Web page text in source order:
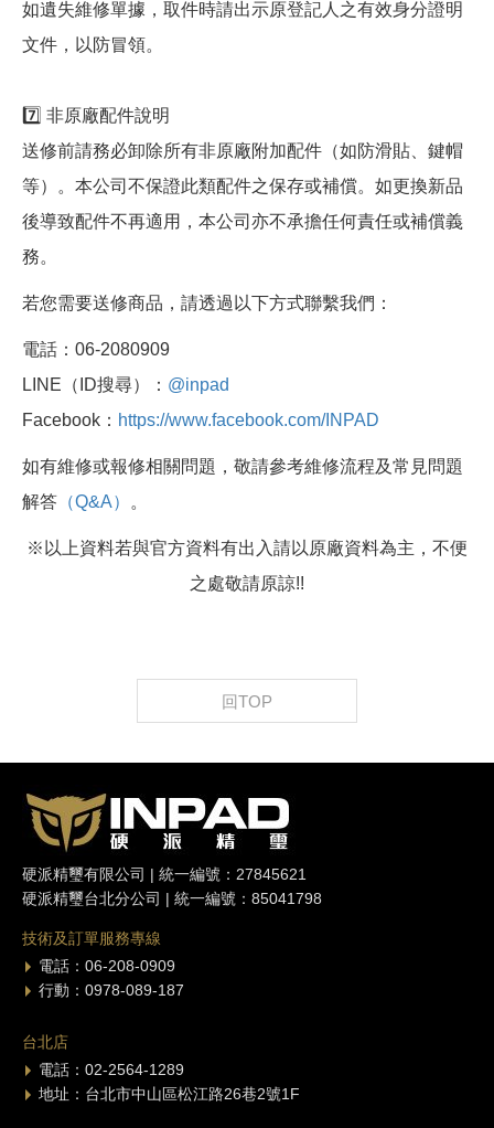
如遺失維修單據，取件時請出示原登記人之有效身分證明
文件，以防冒領。
7️⃣ 非原廠配件說明
送修前請務必卸除所有非原廠附加配件（如防滑貼、鍵帽
等）。本公司不保證此類配件之保存或補償。如更換新品
後導致配件不再適用，本公司亦不承擔任何責任或補償義
務。
若您需要送修商品，請透過以下方式聯繫我們：
電話：06-2080909
LINE（ID搜尋）： @inpad
Facebook： https://www.facebook.com/INPAD
如有維修或報修相關問題，敬請參考維修流程及常見問題
解答 （Q&A） 。
※以上資料若與官方資料有出入請以原廠資料為主，不便
之處敬請原諒!!
回TOP
硬派精璽有限公司 | 統一編號：27845621
硬派精璽台北分公司 | 統一編號：85041798
技術及訂單服務專線
電話：06-208-0909
行動：0978-089-187
台北店
電話：02-2564-1289
地址：台北市中山區松江路26巷2號1F